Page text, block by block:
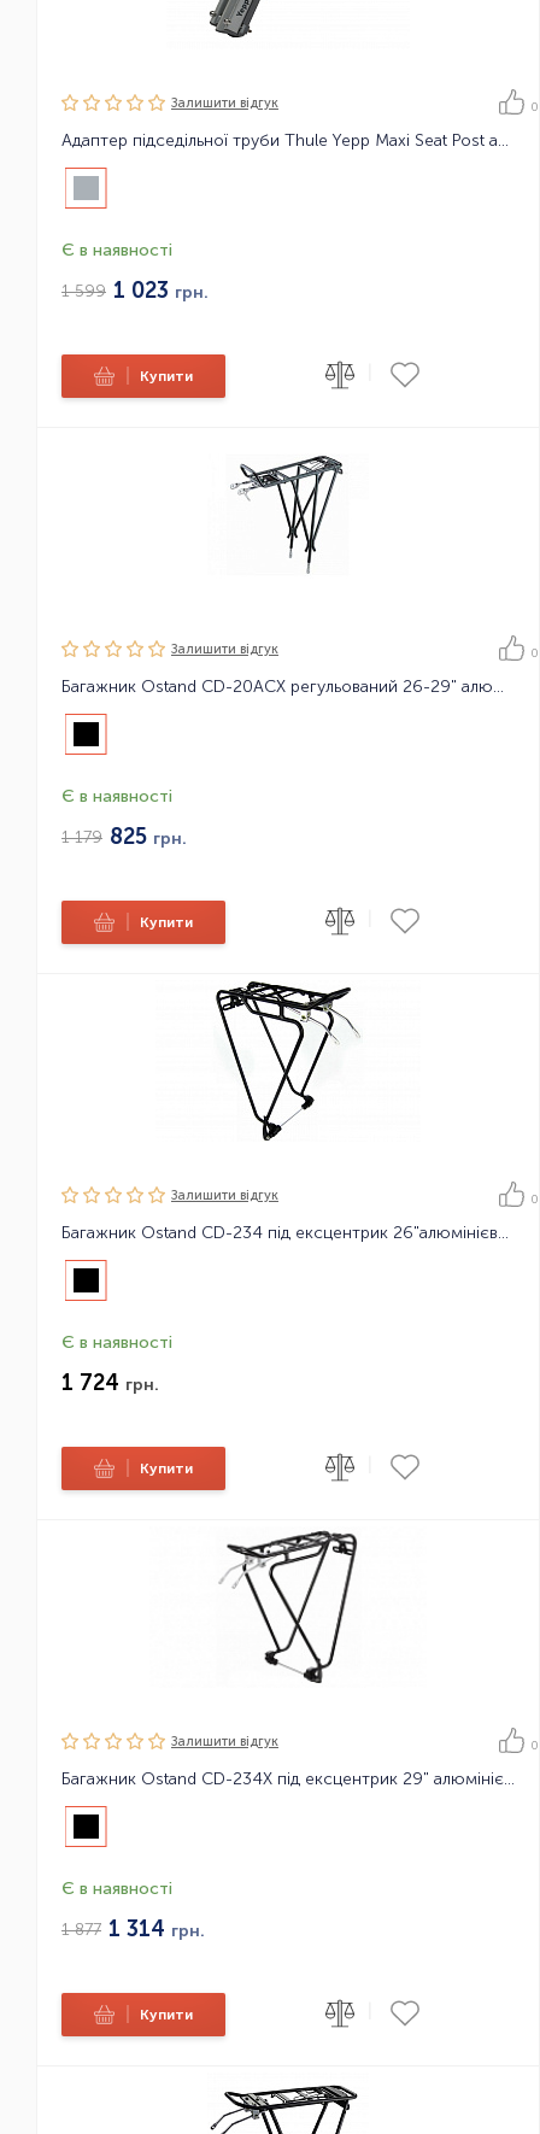
Залишити вiдгук 0
Адаптер підседільної труби Thule Yepp Maxi Seat Post adapter
Є в наявності
1 599 1 023 грн.
Купити
Залишити вiдгук 0
Багажник Ostand CD-20ACX регульований 26-29" алюмінієвий
Є в наявності
1 179 825 грн.
Купити
Залишити вiдгук 0
Багажник Ostand CD-234 під ексцентрик 26"алюмінієвий
Є в наявності
1 724 грн.
Купити
Залишити вiдгук 0
Багажник Ostand CD-234X під ексцентрик 29" алюмінієвий
Є в наявності
1 877 1 314 грн.
Купити